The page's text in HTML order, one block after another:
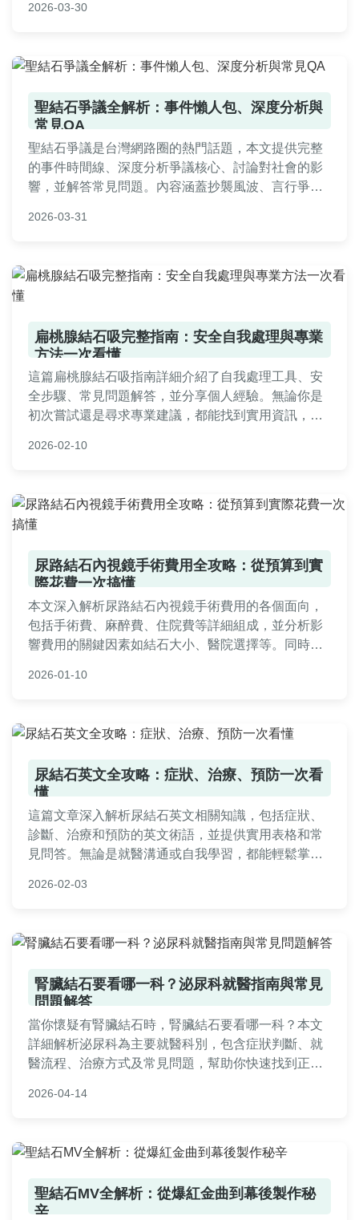
2026-03-30
聖結石爭議全解析：事件懶人包、深度分析與
常見QA
聖結石爭議是台灣網路圈的熱門話題，本文提供完整
的事件時間線、深度分析爭議核心、討論對社會的影
響，並解答常見問題。內容涵蓋抄襲風波、言行爭議
你是粉絲還是旁觀者，都能找到實用資訊。
2026-03-31
扁桃腺結石吸完整指南：安全自我處理與專業
方法一次看懂
這篇扁桃腺結石吸指南詳細介紹了自我處理工具、安
全步驟、常見問題解答，並分享個人經驗。無論你是
初次嘗試還是尋求專業建議，都能找到實用資訊，幫
涵蓋棉棒、沖洗器等多種方法，避免風險，確保安
2026-02-10
尿路結石內視鏡手術費用全攻略：從預算到實
際花費一次搞懂
本文深入解析尿路結石內視鏡手術費用的各個面向，
包括手術費、麻醉費、住院費等詳細組成，並分析影
響費用的關鍵因素如結石大小、醫院選擇等。同時提
解答，以及實用建議，幫助您從術前規劃到術後恢
2026-01-10
尿結石英文全攻略：症狀、治療、預防一次看
懂
這篇文章深入解析尿結石英文相關知識，包括症狀、
診斷、治療和預防的英文術語，並提供實用表格和常
見問答。無論是就醫溝通或自我學習，都能輕鬆掌握
康問題。
2026-02-03
腎臟結石要看哪一科？泌尿科就醫指南與常見
問題解答
當你懷疑有腎臟結石時，腎臟結石要看哪一科？本文
詳細解析泌尿科為主要就醫科別，包含症狀判斷、就
醫流程、治療方式及常見問題，幫助你快速找到正確
享，解決所有相關疑問。
2026-04-14
聖結石MV全解析：從爆紅金曲到幕後製作秘
辛